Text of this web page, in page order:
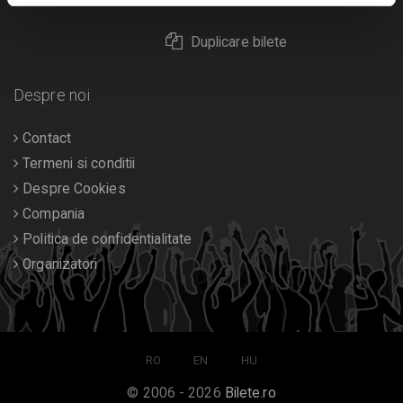
Duplicare bilete
Despre noi
Contact
Termeni si conditii
Despre Cookies
Compania
Politica de confidentialitate
Organizatori
RO EN HU
© 2006 - 2026 Bilete.ro